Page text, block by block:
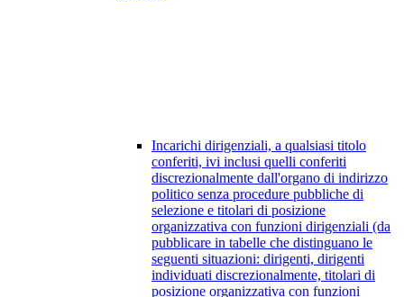
Incarichi dirigenziali, a qualsiasi titolo
conferiti, ivi inclusi quelli conferiti
discrezionalmente dall'organo di indirizzo
politico senza procedure pubbliche di
selezione e titolari di posizione
organizzativa con funzioni dirigenziali (da
pubblicare in tabelle che distinguano le
seguenti situazioni: dirigenti, dirigenti
individuati discrezionalmente, titolari di
posizione organizzativa con funzioni